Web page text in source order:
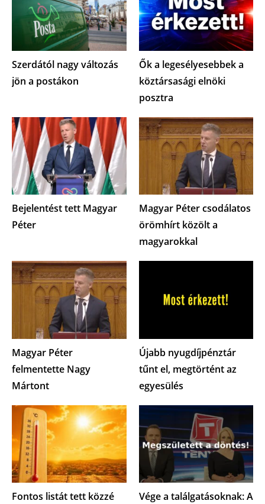
Szerdától nagy változás
jön a postákon
Ők a legesélyesebbek a
köztársasági elnöki
posztra
Bejelentést tett Magyar
Péter
Magyar Péter csodálatos
örömhírt közölt a
magyarokkal
Magyar Péter
felmentette Nagy
Mártont
Újabb nyugdíjpénztár
tűnt el, megtörtént az
egyesülés
Fontos listát tett közzé
Vége a találgatásoknak: A